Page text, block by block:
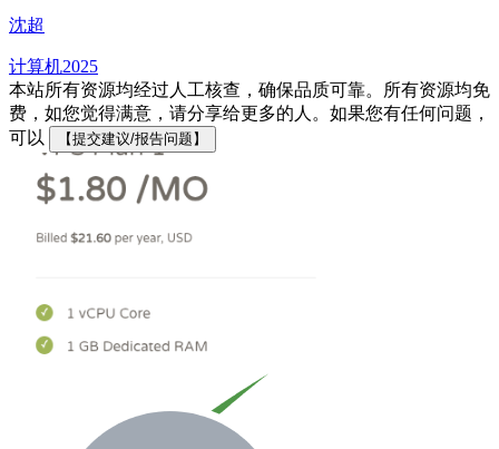
沈超
计算机2025
本站所有资源均经过人工核查，确保品质可靠。所有资源均免
费，如您觉得满意，请分享给更多的人。如果您有任何问题，
可以
【提交建议/报告问题】